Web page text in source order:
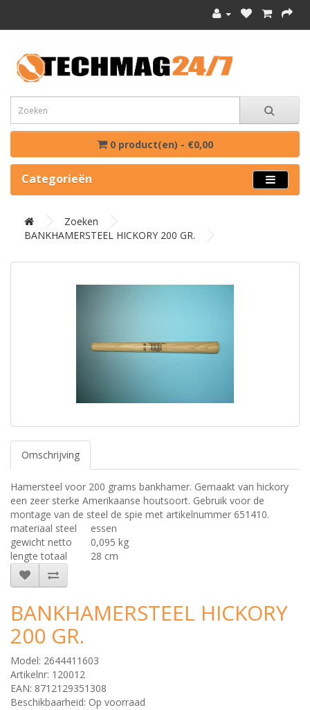
0 product(en) - €0,00
Categorieën
Zoeken
BANKHAMERSTEEL HICKORY 200 GR.
Omschrijving
Hamersteel voor 200 grams bankhamer. Gemaakt van hickory
een zeer sterke Amerikaanse houtsoort. Gebruik voor de
montage van de steel de spie met artikelnummer 651410.
materiaal steel
essen
gewicht netto
0,095 kg
lengte totaal
28 cm
BANKHAMERSTEEL HICKORY
200 GR.
Model: 2644411603
Artikelnr: 120012
EAN: 8712129351308
Beschikbaarheid: Op voorraad